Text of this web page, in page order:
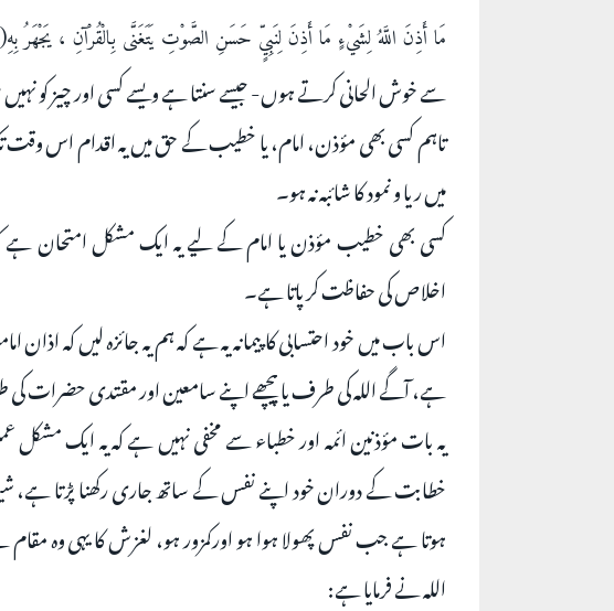
مَا أَذِنَ اللَّهُ لِشَيْءٍ مَا أَذِنَ لِنَبِيٍّ حَسَنِ الصَّوْتِ يَتَغَنَّى بِالْقُرْآنِ ، يَجْهَرُ بِهِ
سے خوش الحانی کرتے ہوں- جیسے سنتا ہے ویسے کسی اور چیز کو نہیں
تاہم کسی بھی مؤذن، امام، یا خطیب کے حق میں یہ اقدام
میں ریا و نمود کا شائبہ نہ ہو۔
کسی بھی خطیب مؤذن یا امام کے لیے یہ ایک مشکل امتحان ہے
اخلاص کی حفاظت کرپاتا ہے۔
اس باب میں خود احتسابی کا پیمانہ یہ ہے کہ ہم یہ جائزہ لیں کہ
ہے، آگے اللہ کی طرف یا پیچھے اپنے سامعین اور مقتدی حضرات
یہ بات مؤذنين ائمہ اور خطباء سے مخفی نہیں ہے کہ یہ ایک
خطابت کے دوران خود اپنے نفس کے ساتھ جاری رکھنا پڑتا ہے،
ہوتا ہے جب نفس پھولا ہوا ہو اورکمزور ہو، لغزش کا یہی وہ
اللہ نے فرمایا ہے: